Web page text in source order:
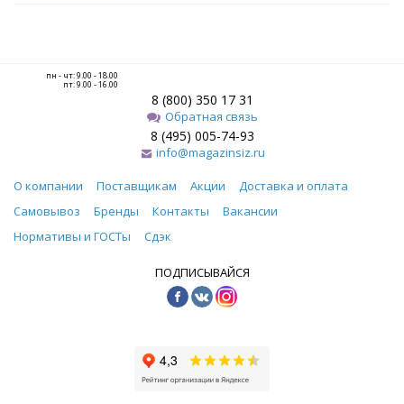
пн - чт: 9.00 - 18.00
пт: 9.00 - 16.00
8 (800) 350 17 31
Обратная связь
8 (495) 005-74-93
info@magazinsiz.ru
О компании Поставщикам Акции
Доставка и оплата
Самовывоз
Бренды Контакты
Вакансии
Нормативы и ГОСТы
Сдэк
ПОДПИСЫВАЙСЯ